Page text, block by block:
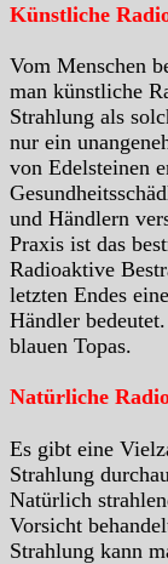
Künstliche
Vom Menschen
man künstliche
Strahlung als
nur ein
von Edelsteinen
und Händlern
Praxis ist das
Radioaktive
letzten Endes
Händler
blauen Topas.
Natürliche
Es gibt eine
Strahlung
Natürlich
Vorsicht
Strahlung kann